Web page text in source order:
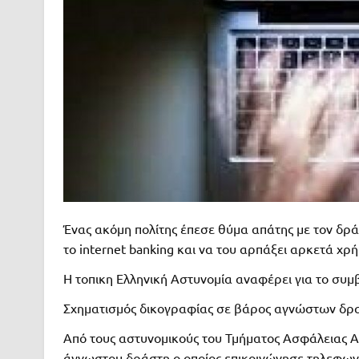
Ένας ακόμη πολίτης έπεσε θύμα απάτης με τον
το internet banking και να του αρπάξει αρκετά
Η τοπικη Ελληνική Αστυνομία αναφέρει για το
Σχηματισμός δικογραφίας σε βάρος αγνώστων
Από τους αστυνομικούς του Τμήματος Ασφάλειας